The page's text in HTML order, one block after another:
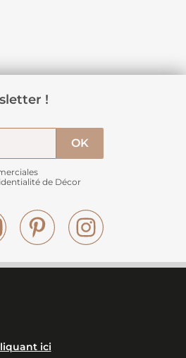
!
de Décor
YouTube Pinterest
ici